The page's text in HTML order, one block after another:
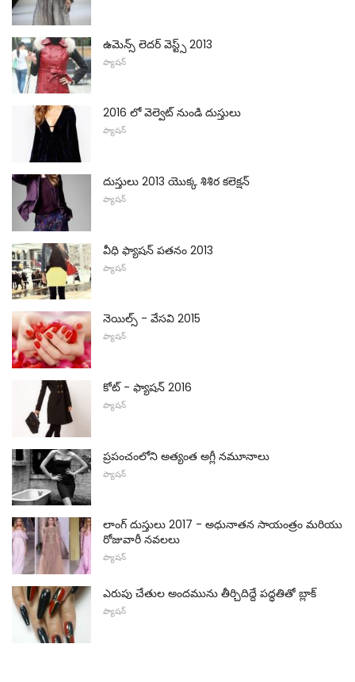
ఉమెన్స్ లెదర్ వెస్ట్స్ 2013
ఫ్యాషన్
2016 లో వెల్వెట్ నుండి దుస్తులు
ఫ్యాషన్
దుస్తులు 2013 యొక్క శిశిర కలెక్షన్
ఫ్యాషన్
వీధి ఫ్యాషన్ పతనం 2013
ఫ్యాషన్
నెయిల్స్ - వేసవి 2015
ఫ్యాషన్
కోట్ - ఫ్యాషన్ 2016
ఫ్యాషన్
ప్రపంచంలోని అత్యంత అగ్లీ నమూనాలు
ఫ్యాషన్
లాంగ్ దుస్తులు 2017 - అధునాతన సాయంత్రం మరియు
రోజువారీ నవలలు
ఫ్యాషన్
ఎరుపు చేతుల అందమును తీర్చిదిద్దే పద్ధతితో బ్లాక్
ఫ్యాషన్